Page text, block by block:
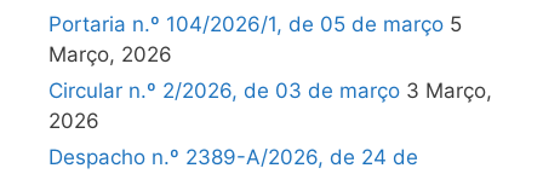
Portaria n.º 104/2026/1, de 05 de março 5
Março, 2026
Circular n.º 2/2026, de 03 de março 3 Março,
2026
Despacho n.º 2389-A/2026, de 24 de